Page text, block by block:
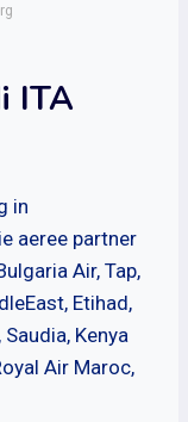
ITA
in
aeree partner
Air, Tap,
Etihad,
Kenya
Air Maroc,